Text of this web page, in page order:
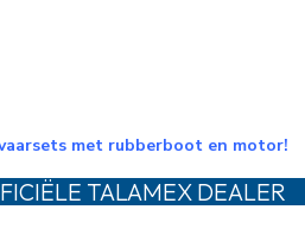
met rubberboot en motor!
TALAMEX DEALER